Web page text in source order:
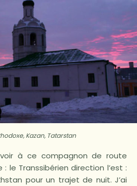
Kazan, Tatarstan
à ce compagnon de route
le Transsibérien direction l’est :
pour un trajet de nuit. J’ai